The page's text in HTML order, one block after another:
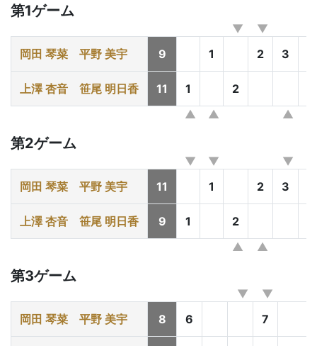
第1ゲーム
岡田 琴菜 平野 美宇 9 1 2 3
上澤 杏音 笹尾 明日香 11 1 2
第2ゲーム
岡田 琴菜 平野 美宇 11 1 2 3
上澤 杏音 笹尾 明日香 9 1 2
第3ゲーム
岡田 琴菜 平野 美宇 8 6 7